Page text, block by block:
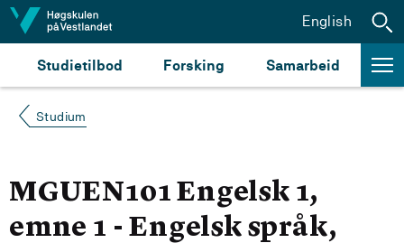
Hopp til innhald
Studietilbod Forsking Samarbeid
English
Studium
MGUEN101 Engelsk 1,
emne 1 - Engelsk språk,